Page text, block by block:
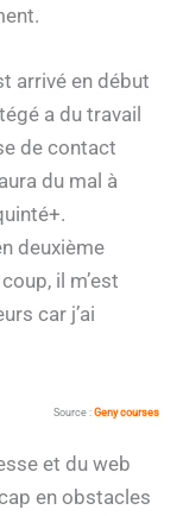
arrivé en début
a du travail
de contact
du mal à
deuxième
il m’est
car j’ai
Source : Geny courses
et du web
en obstacles